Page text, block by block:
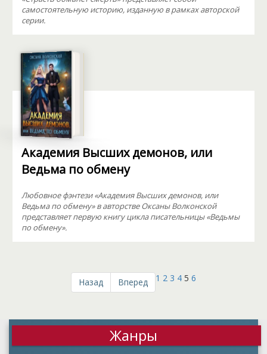
самостоятельную историю, изданную в рамках авторской
серии.
Академия Высших демонов, или
Ведьма по обмену
Любовное фэнтези «Академия Высших демонов, или
Ведьма по обмену» в авторстве Оксаны Волконской
представляет первую книгу цикла писательницы «Ведьмы
по обмену».
Назад 1 2 3 4 5 6
Вперед
Жанры